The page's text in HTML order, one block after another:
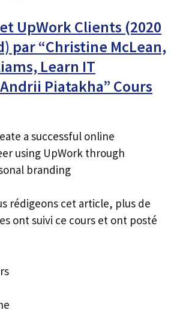
UpWork Clients (2020
par “Christine McLean,
Learn IT
Piatakha” Cours
a successful online
using UpWork through
branding
rédigeons cet article, plus de
ont suivi ce cours et ont posté